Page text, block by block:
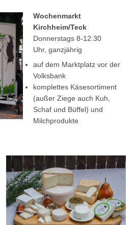
Wochenmarkt
Kirchheim/Teck
Donnerstags 8-12:30
Uhr, ganzjährig
auf dem Marktplatz vor der
Volksbank
komplettes Käsesortiment
(außer Ziege auch Kuh,
Schaf und Büffel) und
Milchprodukte